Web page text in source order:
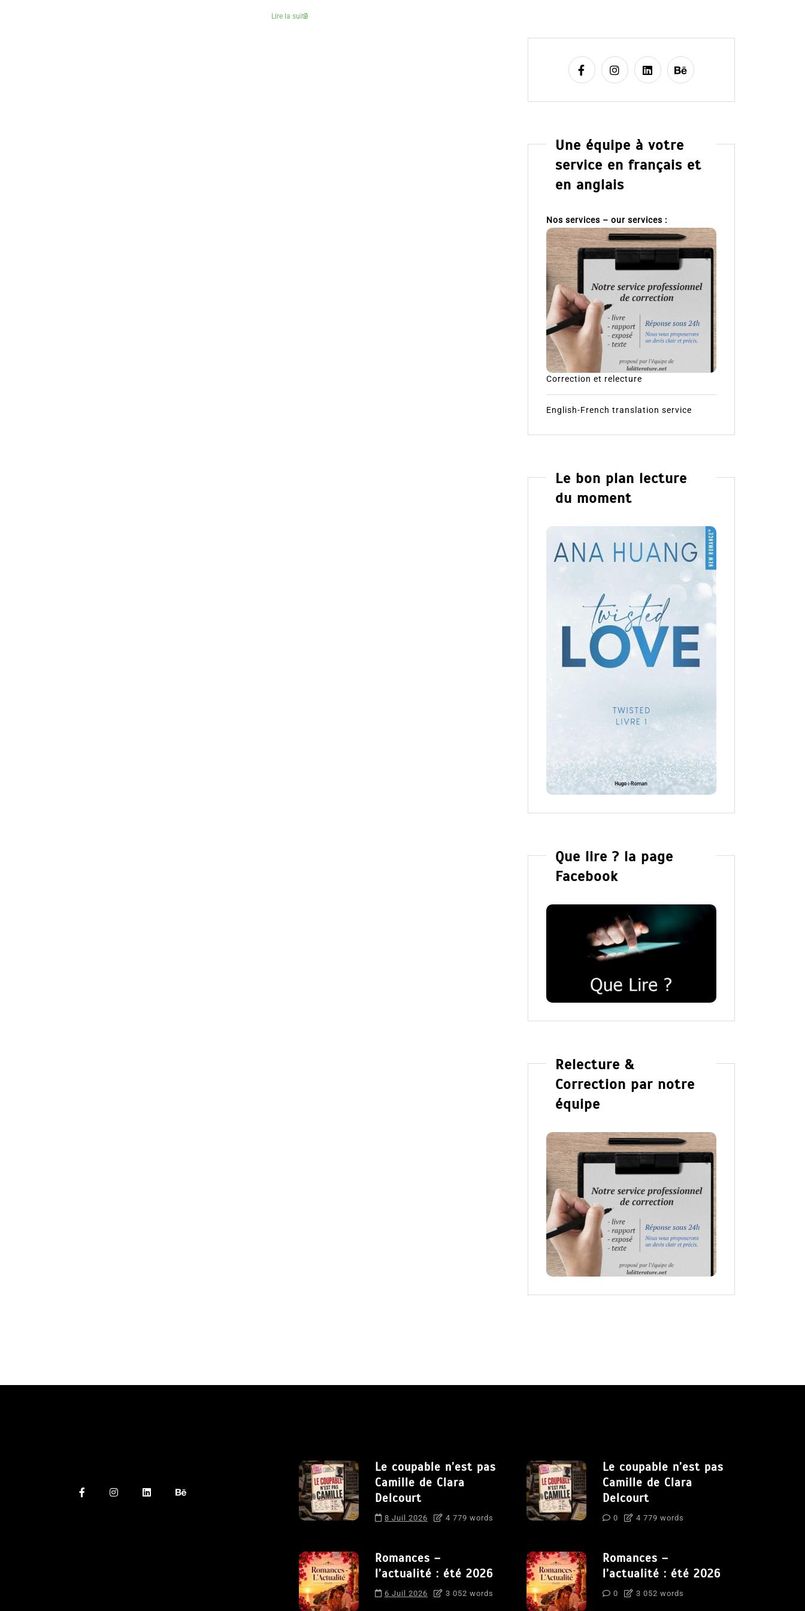
Lire la suite
Une équipe à votre
service en français et
en anglais
Nos services – our services :
Correction et relecture
English-French translation service
Le bon plan lecture
du moment
Que lire ? la page
Facebook
Relecture &
Correction par notre
équipe
Le coupable n’est pas
Camille de Clara
Delcourt
8 Juil 2026 4 779 words
Romances –
l’actualité : été 2026
6 Juil 2026 3 052 words
Le coupable n’est pas
Camille de Clara
Delcourt
0 4 779 words
Romances –
l’actualité : été 2026
0 3 052 words